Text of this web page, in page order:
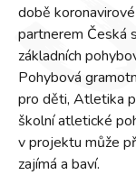
době
partnerem Česká
základních
Pohybová
pro děti, Atletika
školní atletické
v projektu může
zajímá a baví.